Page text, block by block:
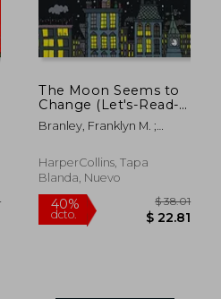
The Moon Seems to
Change (Let's-Read-
and-Find-Out Science
2) (en Inglés)
Branley, Franklyn M. ;
Emberley, Ed
HarperCollins, Tapa
Blanda, Nuevo